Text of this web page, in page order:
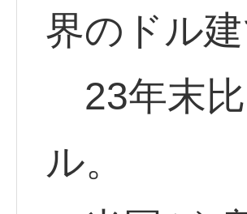
界のドル
23年末比
ル。